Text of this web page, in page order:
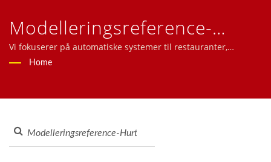
Modelleringsreference-
Hurtig Racing
Transportbånd -
Madleveringsbånd
Producent | Hong Chiang
Vi fokuserer på automatiske systemer til restauranter,
herunder madleveringsrobotter, højhastighedstogsystemer,
Home